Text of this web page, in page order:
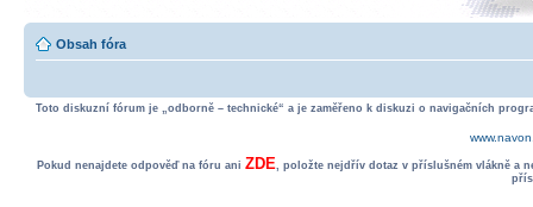
Obsah fóra
Toto diskuzní fórum je „odborně – technické“ a je zaměřeno k diskuzi o navigačních
Pokud nenajdete odpověď na fóru ani ZDE, položte nejdřív dotaz v příslušném vlákně a